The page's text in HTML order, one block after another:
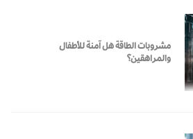
مشروبات الطاقة هل آمنة للأطفال
والمراهقين؟